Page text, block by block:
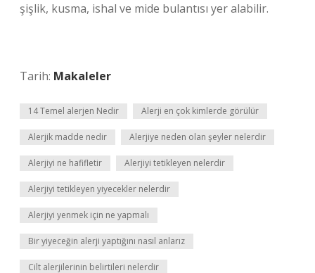
şişlik, kusma, ishal ve mide bulantısı yer alabilir.
Tarih: Makaleler
14 Temel alerjen Nedir Alerji en çok kimlerde görülür
Alerjik madde nedir Alerjiye neden olan şeyler nelerdir
Alerjiyi ne hafifletir Alerjiyi tetikleyen nelerdir
Alerjiyi tetikleyen yiyecekler nelerdir
Alerjiyi yenmek için ne yapmalı
Bir yiyeceğin alerji yaptığını nasıl anlarız
Cilt alerjilerinin belirtileri nelerdir